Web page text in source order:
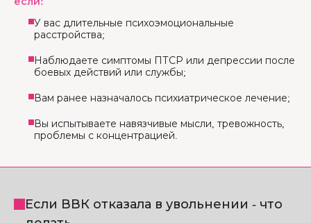
У вас длительные психоэмоциональные
расстройства;
Наблюдаете симптомы ПТСР или депрессии после
боевых действий или службы;
Вам ранее назначалось психиатрическое лечение;
Вы испытываете навязчивые мысли, тревожность,
проблемы с концентрацией.
Если ВВК отказала в увольнении - что